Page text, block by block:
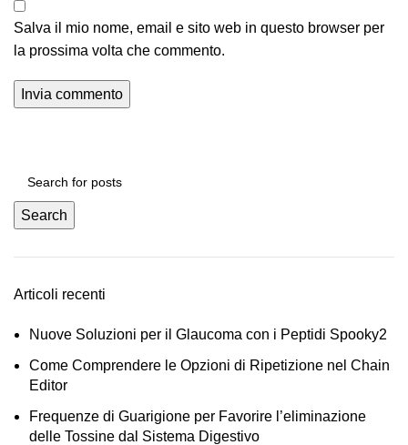
Salva il mio nome, email e sito web in questo browser per
la prossima volta che commento.
Search
Articoli recenti
Nuove Soluzioni per il Glaucoma con i Peptidi Spooky2
Come Comprendere le Opzioni di Ripetizione nel Chain
Editor
Frequenze di Guarigione per Favorire l’eliminazione
delle Tossine dal Sistema Digestivo